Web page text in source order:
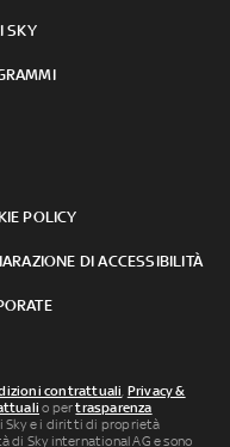
SKY
POLICY
DI ACCESSIBILITÀ
contrattuali, Privacy &
o pertrasparenza
Sky e i diritti di proprietà
di Sky international AG e sono